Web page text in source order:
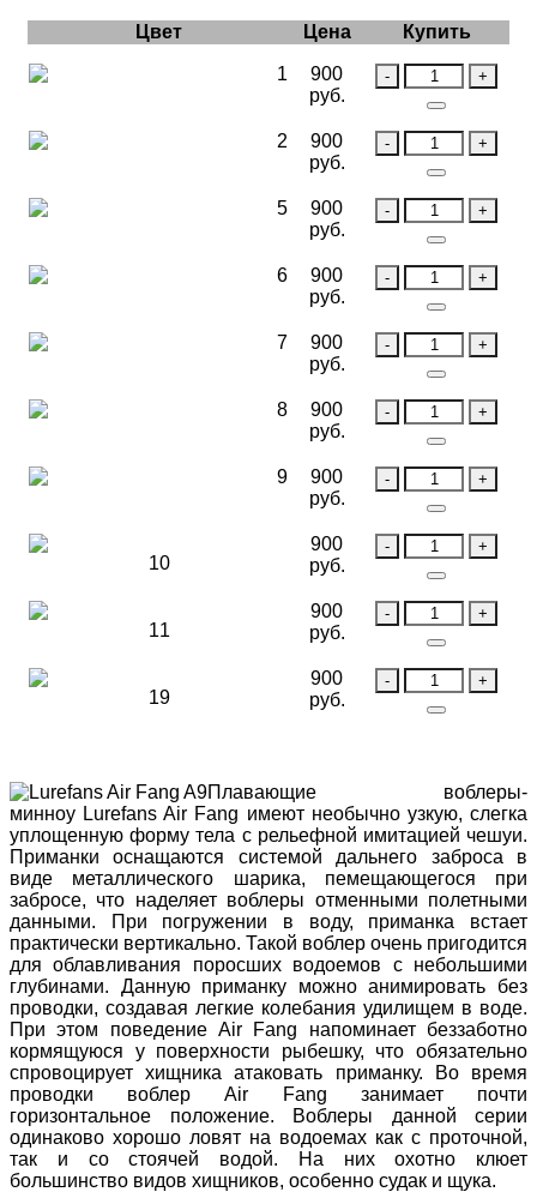
Цвет Цена Купить
1
900
руб.
2
900
руб.
5
900
руб.
6
900
руб.
7
900
руб.
8
900
руб.
9
900
руб.
10
900
руб.
11
900
руб.
19
900
руб.
Плавающие воблеры-
минноу Lurefans Air Fang имеют необычно узкую, слегка
уплощенную форму тела с рельефной имитацией чешуи.
Приманки оснащаются системой дальнего заброса в
виде металлического шарика, пемещающегося при
забросе, что наделяет воблеры отменными полетными
данными. При погружении в воду, приманка встает
практически вертикально. Такой воблер очень пригодится
для облавливания поросших водоемов с небольшими
глубинами. Данную приманку можно анимировать без
проводки, создавая легкие колебания удилищем в воде.
При этом поведение Air Fang напоминает беззаботно
кормящуюся у поверхности рыбешку, что обязательно
спровоцирует хищника атаковать приманку. Во время
проводки воблер Air Fang занимает почти
горизонтальное положение. Воблеры данной серии
одинаково хорошо ловят на водоемах как с проточной,
так и со стоячей водой. На них охотно клюет
большинство видов хищников, особенно судак и щука.